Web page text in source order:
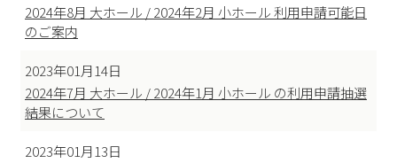
2024年8月 大ホール / 2024年2月 小ホール 利用申請可能日
のご案内
2023年01月14日
2024年7月 大ホール / 2024年1月 小ホール の利用申請抽選
結果について
2023年01月13日